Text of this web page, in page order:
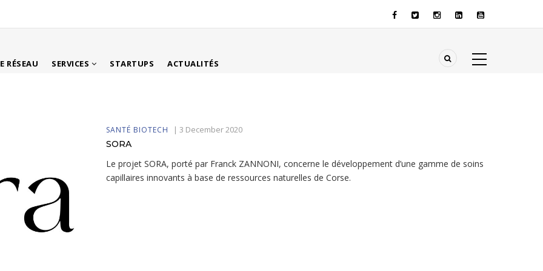
RÉSEAU SERVICES STARTUPS ACTUALITÉS
SANTÉ BIOTECH |3 December 2020
SORA
Le projet SORA, porté par Franck ZANNONI, concerne le développement d’une gamme de soins
capillaires innovants à base de ressources naturelles de Corse.